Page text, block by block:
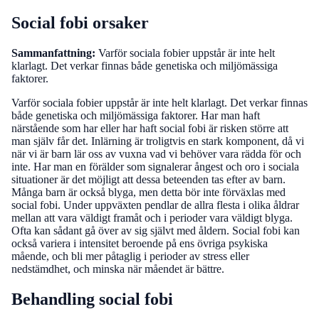
Social fobi orsaker
Sammanfattning: Varför sociala fobier uppstår är inte helt
klarlagt. Det verkar finnas både genetiska och miljömässiga
faktorer.
Varför sociala fobier uppstår är inte helt klarlagt. Det verkar finnas
både genetiska och miljömässiga faktorer. Har man haft
närstående som har eller har haft social fobi är risken större att
man själv får det. Inlärning är troligtvis en stark komponent, då vi
när vi är barn lär oss av vuxna vad vi behöver vara rädda för och
inte. Har man en förälder som signalerar ångest och oro i sociala
situationer är det möjligt att dessa beteenden tas efter av barn.
Många barn är också blyga, men detta bör inte förväxlas med
social fobi. Under uppväxten pendlar de allra flesta i olika åldrar
mellan att vara väldigt framåt och i perioder vara väldigt blyga.
Ofta kan sådant gå över av sig självt med åldern. Social fobi kan
också variera i intensitet beroende på ens övriga psykiska
mående, och bli mer påtaglig i perioder av stress eller
nedstämdhet, och minska när måendet är bättre.
Behandling social fobi